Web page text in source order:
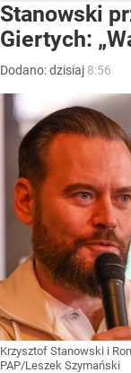
Stanowski
Giertych:
Dodano:dzisiaj 8:56
Krzysztof Stanowski i
PAP/Leszek Szymański